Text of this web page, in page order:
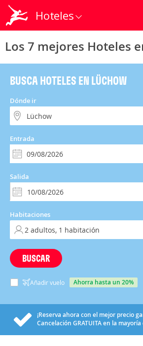
Hoteles
Los 7 mejores Hoteles
BUSCA HOTELES EN LÜCHOW
Dónde ir
Entrada
Salida
Habitaciones
BUSCAR
Añadir vuelo ahorra hasta un 20%
¡Reserva ahora con el mejor precio
Cancelación GRATUITAen la